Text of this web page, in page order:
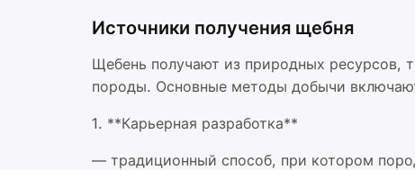
Источники получения щебня
Щебень получают из природных ресурсов,
породы. Основные методы добычи
1. **Карьерная разработка**
— традиционный способ, при котором